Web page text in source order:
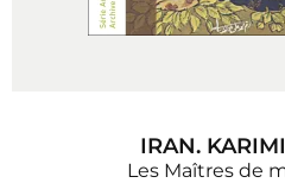
IRAN.
Les Maîtres de